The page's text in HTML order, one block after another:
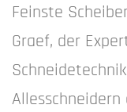
Feinste
Graef, der